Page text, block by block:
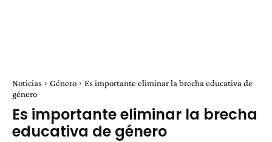
Noticias Género
Es importante eliminar la brecha educativa de
género
Es importante eliminar la brecha
educativa de género